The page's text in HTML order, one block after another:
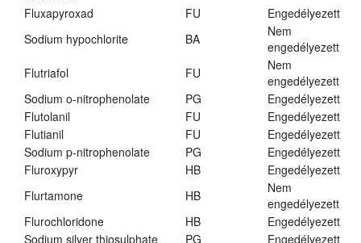
Fluxapyroxad
FU
Engedélyezett
Sodium hypochlorite
BA
Nem
engedélyezett
Flutriafol
FU
Nem
engedélyezett
Sodium o-nitrophenolate
PG
Engedélyezett
Flutolanil
FU
Engedélyezett
Flutianil
FU
Engedélyezett
Sodium p-nitrophenolate
PG
Engedélyezett
Fluroxypyr
HB
Engedélyezett
Flurtamone
HB
Nem
engedélyezett
Flurochloridone
HB
Engedélyezett
Sodium silver thiosulphate
PG
Engedélyezett